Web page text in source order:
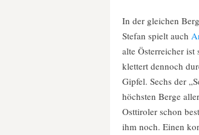
In der gleichen
Stefan spielt auch
alte Österreicher
klettert dennoch
Gipfel. Sechs der
höchsten Berge
Osttiroler schon
ihm noch. Einen